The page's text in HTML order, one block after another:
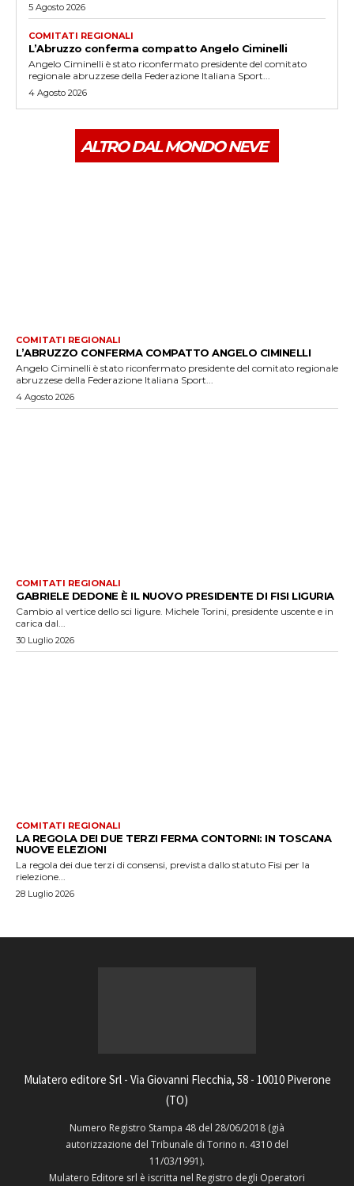
5 Agosto 2026
COMITATI REGIONALI
L’Abruzzo conferma compatto Angelo Ciminelli
Angelo Ciminelli è stato riconfermato presidente del comitato
regionale abruzzese della Federazione Italiana Sport...
4 Agosto 2026
ALTRO DAL MONDO NEVE
COMITATI REGIONALI
L’ABRUZZO CONFERMA COMPATTO ANGELO CIMINELLI
Angelo Ciminelli è stato riconfermato presidente del comitato regionale
abruzzese della Federazione Italiana Sport...
4 Agosto 2026
COMITATI REGIONALI
GABRIELE DEDONE È IL NUOVO PRESIDENTE DI FISI LIGURIA
Cambio al vertice dello sci ligure. Michele Torini, presidente uscente e in
carica dal...
30 Luglio 2026
COMITATI REGIONALI
LA REGOLA DEI DUE TERZI FERMA CONTORNI: IN TOSCANA
NUOVE ELEZIONI
La regola dei due terzi di consensi, prevista dallo statuto Fisi per la
rielezione...
28 Luglio 2026
Mulatero editore Srl - Via Giovanni Flecchia, 58 - 10010 Piverone
(TO)
Numero Registro Stampa 48 del 28/06/2018 (già
autorizzazione del Tribunale di Torino n. 4310 del
11/03/1991).
Mulatero Editore srl è iscritta nel Registro degli Operatori